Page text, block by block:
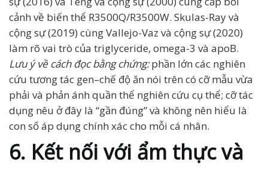
cảnh về biến thể R3500Q/R3500W. Skulas-Ray và
cộng sự (2019) cùng Vallejo-Vaz và cộng sự (2020)
làm rõ vai trò của triglyceride, omega-3 và apoB.
Lưu ý về cách đọc bằng chứng:phần lớn các nghiên
cứu tương tác gen–chế độ ăn nói trên có cỡ mẫu vừa
phải và phản ánh quần thể nghiên cứu cụ thể; cỡ tác
dụng nêu ở đây là “gần đúng” và không nên hiểu là
con số áp dụng chính xác cho mỗi cá nhân.
6. Kết nối với ẩm thực và